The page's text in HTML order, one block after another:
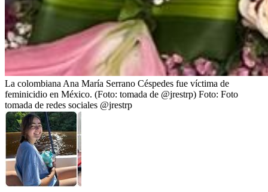
La colombiana Ana María Serrano Céspedes fue víctima de
feminicidio en México. (Foto: tomada de @jrestrp) Foto: Foto
tomada de redes sociales @jrestrp